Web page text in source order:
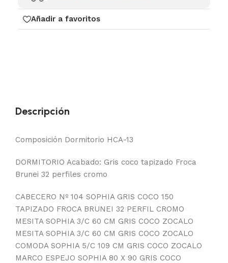
Añadir a favoritos
Descripción
Composición Dormitorio HCA-13
DORMITORIO Acabado: Gris coco tapizado Froca
Brunei 32 perfiles cromo
CABECERO Nº 104 SOPHIA GRIS COCO 150
TAPIZADO FROCA BRUNEI 32 PERFIL CROMO
MESITA SOPHIA 3/C 60 CM GRIS COCO ZOCALO
MESITA SOPHIA 3/C 60 CM GRIS COCO ZOCALO
COMODA SOPHIA 5/C 109 CM GRIS COCO ZOCALO
MARCO ESPEJO SOPHIA 80 X 90 GRIS COCO